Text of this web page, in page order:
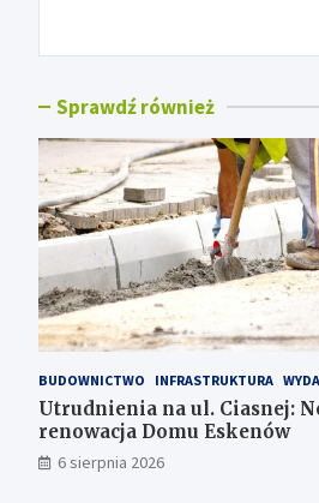
Sprawdź również
BUDOWNICTWO INFRASTRUKTURA
Utrudnienia na ul. Ciasnej:
renowacja Domu Eskenów
6 sierpnia 2026